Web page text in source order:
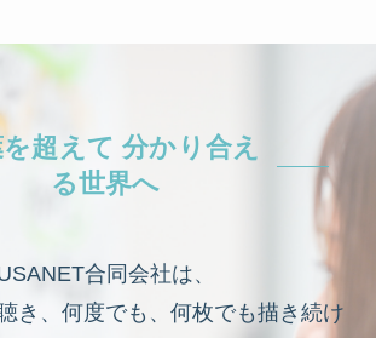
超えて 分かり合え
る世界へ
合同会社は、
き、何度でも、何枚でも描き続け